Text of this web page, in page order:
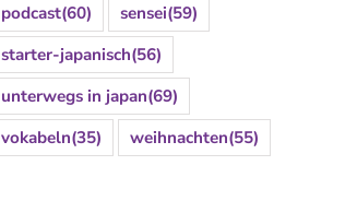
podcast(60) sensei(59)
starter-japanisch(56)
unterwegs in japan(69)
vokabeln(35) weihnachten(55)